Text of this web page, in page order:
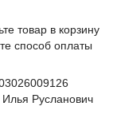
товар в корзину
способ оплаты
Русланович